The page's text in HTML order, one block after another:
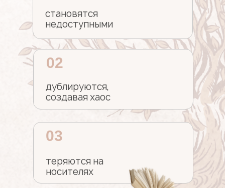
становятся
недоступными
03
теряются на
носителях
02
дублируются,
создавая хаос